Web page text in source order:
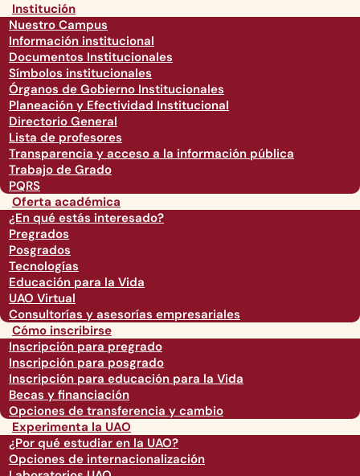
Institución
Nuestro Campus
Información institucional
Documentos Institucionales
Símbolos institucionales
Órganos de Gobierno Institucionales
Planeación y Efectividad Institucional
Directorio General
Lista de profesores
Transparencia y acceso a la información pública
Trabajo de Grado
PQRS
Oferta académica
¿En qué estás interesado?
Pregrados
Posgrados
Tecnologías
Educación para la Vida
UAO Virtual
Consultorías y asesorías empresariales
Cómo inscribirse
Inscripción para pregrado
Inscripción para posgrado
Inscripción para educación para la Vida
Becas y financiación
Opciones de transferencia y cambio
Experimenta la UAO
¿Por qué estudiar en la UAO?
Opciones de internacionalización